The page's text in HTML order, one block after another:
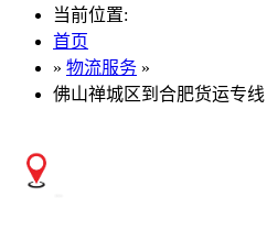
当前位置:
首页
» 物流服务 »
佛山禅城区到合肥货运专